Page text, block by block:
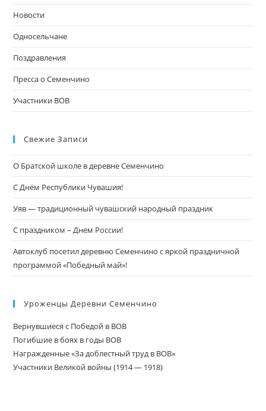
Новости
Односельчане
Поздравления
Пресса о Семенчино
Участники ВОВ
Свежие Записи
О Братской школе в деревне Семенчино
С Днём Республики Чувашия!
Уяв — традиционный чувашский народный праздник
С праздником – Днем России!
Автоклуб посетил деревню Семенчино с яркой праздничной
программой «Победный май»!
Уроженцы Деревни Семенчино
Вернувшиеся с Победой в ВОВ
Погибшие в боях в годы ВОВ
Награжденные «За доблестный труд в ВОВ»
Участники Великой войны (1914 — 1918)